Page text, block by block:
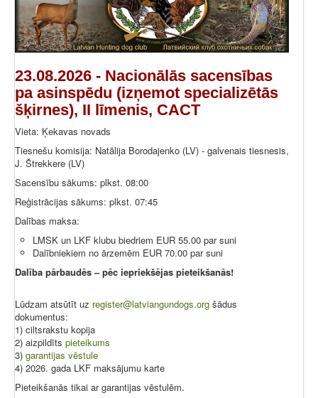
23.08.2026 - Nacionālās sacensības
pa asinspēdu (izņemot specializētās
šķirnes), II līmenis, CACT
Vieta: Ķekavas novads
Tiesnešu komisija: Natālija Borodajenko (LV) - galvenais tiesnesis,
J. Štrekkere (LV)
Sacensību sākums: plkst. 08:00
Reģistrācijas sākums: plkst. 07:45
Dalības maksa:
LMSK un LKF klubu biedriem EUR 55.00 par suni
Dalībniekiem no ārzemēm EUR 70.00 par suni
Dalība pārbaudēs – pēc iepriekšējas pieteikšanās!
Lūdzam atsūtīt uz register@latviangundogs.org šādus
dokumentus:
1) ciltsrakstu kopija
2) aizpildīts pieteikums
3) garantijas vēstule
4) 2026. gada LKF maksājumu karte
Pieteikšanās tikai ar garantijas vēstulēm.